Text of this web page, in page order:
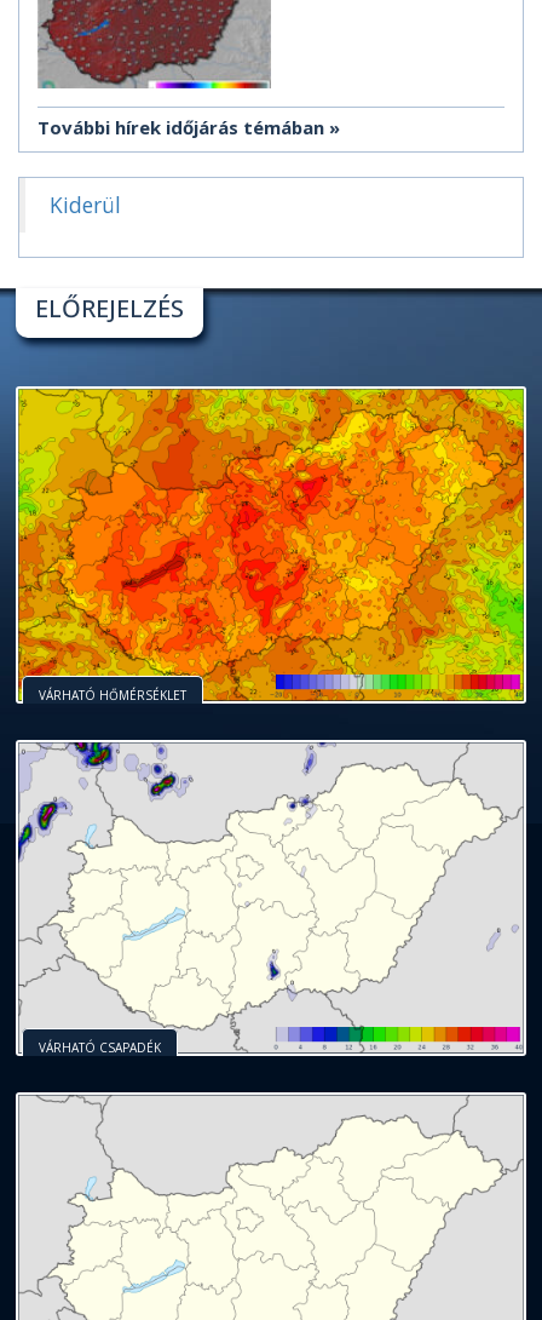
További hírek időjárás témában
Kiderül
ELŐREJELZÉS
VÁRHATÓ HŐMÉRSÉKLET
VÁRHATÓ CSAPADÉK